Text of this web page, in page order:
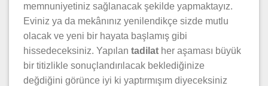
memnuniyetiniz sağlanacak şekilde yapmaktayız.
Eviniz ya da mekânınız yenilendikçe sizde mutlu
olacak ve yeni bir hayata başlamış gibi
hissedeceksiniz. Yapılan tadilat her aşaması büyük
bir titizlikle sonuçlandırılacak beklediğinize
değdiğini görünce iyi ki yaptırmışım diyeceksiniz